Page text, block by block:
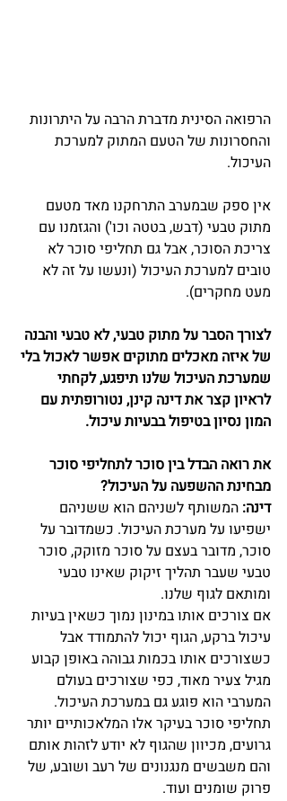
הרפואה הסינית מדברת הרבה על היתרונות
והחסרונות של הטעם המתוק למערכת
העיכול.
אין ספק שבמערב התרחקנו מאד מטעם
מתוק טבעי (דבש, בטטה וכו') והגזמנו עם
צריכת הסוכר, אבל גם תחליפי סוכר לא
טובים למערכת העיכול (ונעשו על זה לא
מעט מחקרים).
לצורך הסבר על מתוק טבעי, לא טבעי והבנה
של איזה מאכלים מתוקים אפשר לאכול בלי
שמערכת העיכול שלנו תיפגע, לקחתי
לראיון קצר את דינה קינן, נטורופתית עם
המון נסיון בטיפול בבעיות עיכול.
את רואה הבדל בין סוכר לתחליפי סוכר
מבחינת ההשפעה על העיכול?
דינה: המשותף לשניהם הוא ששניהם
ישפיעו על מערכת העיכול. כשמדובר על
סוכר, מדובר בעצם על סוכר מזוקק, סוכר
טבעי שעבר תהליך זיקוק שאינו טבעי
ומותאם לגוף שלנו.
אם צורכים אותו במינון נמוך כשאין בעיות
עיכול ברקע, הגוף יכול להתמודד אבל
כשצורכים אותו בכמות גבוהה באופן קבוע
מגיל צעיר מאוד, כפי שצורכים בעולם
המערבי הוא פוגע גם במערכת העיכול.
תחליפי סוכר בעיקר אלו המלאכותיים יותר
גרועים, מכיוון שהגוף לא יודע לזהות אותם
והם משבשים מנגנונים של רעב ושובע, של
פרוק שומנים ועוד.